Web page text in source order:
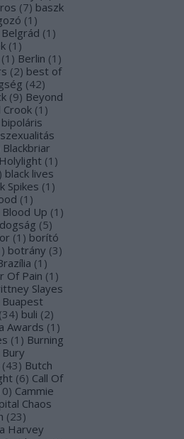
(7) baszk
(1 )
Belgrád (1 )
(1 )
(1 ) Berlin (1 )
(2) best of
(42)
(9) Beyond
Crook (1 )
bipoláris
Blackbriar
(1 )
) black lives
Spikes (1 )
(1 )
Blood Up (1 )
(5)
(1 ) borító
) botrány (3)
(1 )
Of Pain (1 )
Slayes
Buapest
(34) buli (2)
Awards (1 )
(1 ) Burning
Bury
(43) Butch
(6) Call Of
) Cammie
Chaos
(23)
Harvey